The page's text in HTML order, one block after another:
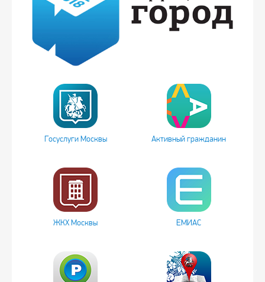
Госуслуги Москвы Активный гражданин
ЖКХ Москвы ЕМИАС